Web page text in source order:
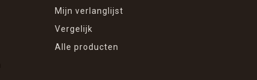
Mijn verlanglijst
Vergelijk
Alle producten